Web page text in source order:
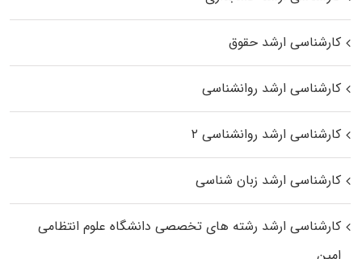
کارشناسی ارشد حقوق
کارشناسی ارشد روانشناسی
کارشناسی ارشد روانشناسی ۲
کارشناسی ارشد زبان شناسی
کارشناسی ارشد رﺷﺘﻪ ﻫﺎی تخصصی داﻧﺸﮕﺎه ﻋﻠﻮم انتظامی